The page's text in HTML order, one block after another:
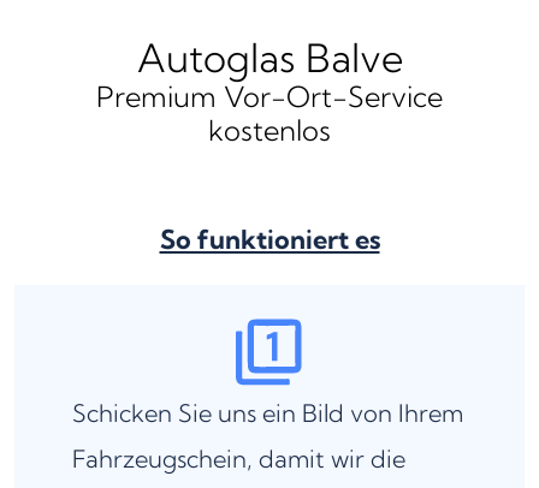
Autoglas Balve
Premium Vor-Ort-Service
kostenlos
So funktioniert es
Schicken Sie uns ein Bild von Ihrem
Fahrzeugschein, damit wir die